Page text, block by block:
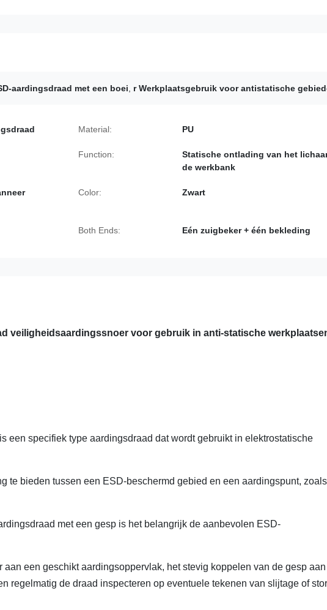
aardingsdraad met een boei r Werkplaatsgebruik voor antistatische
Material: PU
Function:
Statische ontlading van het
de werkbank
Color: Zwart
Both Ends: Eén zuigbeker + één bekleding
veiligheidsaardingssnoer voor gebruik in anti-statische
een specifiek type aardingsdraad dat wordt gebruikt in elektrostatische
te bieden tussen een ESD-beschermd gebied en een aardingspunt,
met een gesp is het belangrijk de aanbevolen ESD-
een geschikt aardingsoppervlak, het stevig koppelen van de gesp
regelmatig de draad inspecteren op eventuele tekenen van slijtage of